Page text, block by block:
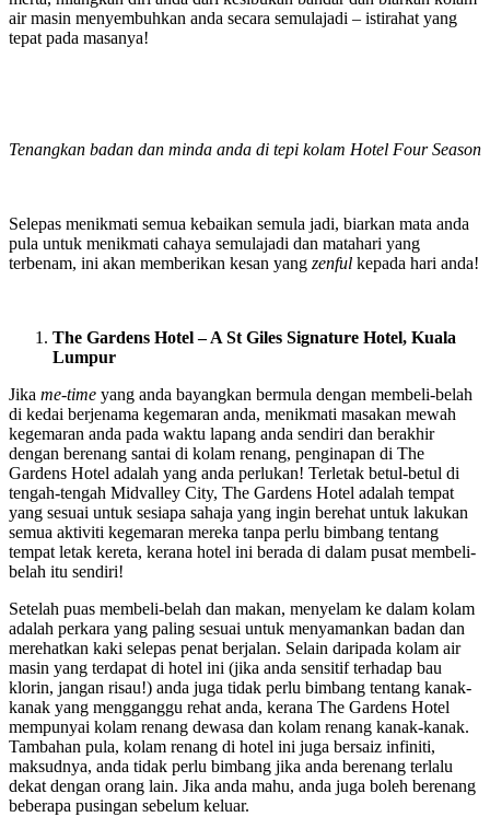
air masin menyembuhkan anda secara semulajadi – istirahat yang
tepat pada masanya!
Tenangkan badan dan minda anda di tepi kolam Hotel Four Season
Selepas menikmati semua kebaikan semula jadi, biarkan mata anda
pula untuk menikmati cahaya semulajadi dan matahari yang
terbenam, ini akan memberikan kesan yang zenful kepada hari anda!
The Gardens Hotel – A St Giles Signature Hotel, Kuala
Lumpur
Jika me-time yang anda bayangkan bermula dengan membeli-belah
di kedai berjenama kegemaran anda, menikmati masakan mewah
kegemaran anda pada waktu lapang anda sendiri dan berakhir
dengan berenang santai di kolam renang, penginapan di The
Gardens Hotel adalah yang anda perlukan! Terletak betul-betul di
tengah-tengah Midvalley City, The Gardens Hotel adalah tempat
yang sesuai untuk sesiapa sahaja yang ingin berehat untuk lakukan
semua aktiviti kegemaran mereka tanpa perlu bimbang tentang
tempat letak kereta, kerana hotel ini berada di dalam pusat membeli-
belah itu sendiri!
Setelah puas membeli-belah dan makan, menyelam ke dalam kolam
adalah perkara yang paling sesuai untuk menyamankan badan dan
merehatkan kaki selepas penat berjalan. Selain daripada kolam air
masin yang terdapat di hotel ini (jika anda sensitif terhadap bau
klorin, jangan risau!) anda juga tidak perlu bimbang tentang kanak-
kanak yang mengganggu rehat anda, kerana The Gardens Hotel
mempunyai kolam renang dewasa dan kolam renang kanak-kanak.
Tambahan pula, kolam renang di hotel ini juga bersaiz infiniti,
maksudnya, anda tidak perlu bimbang jika anda berenang terlalu
dekat dengan orang lain. Jika anda mahu, anda juga boleh berenang
beberapa pusingan sebelum keluar.